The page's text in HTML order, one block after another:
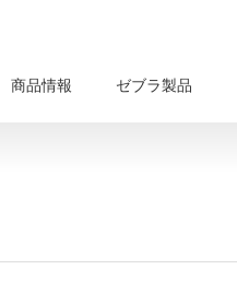
商品情報 ゼブラ製品